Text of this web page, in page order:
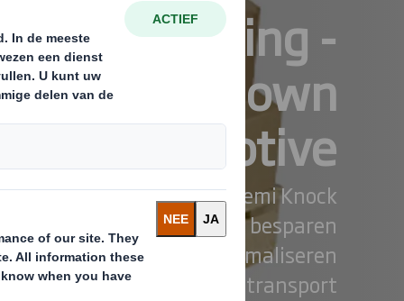
Kitverpakking -
Knock Down
for automotive
Knock Down) en SKD (Semi Knock
verpakkingsoplossingen besparen
de productielijn en optimaliseren
en gewicht tijdens transport